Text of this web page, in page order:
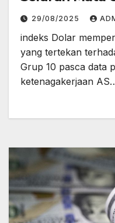
29/08/2025
indeks Dolar
yang tertekan
Grup 10 pasca data
ketenagakerjaan